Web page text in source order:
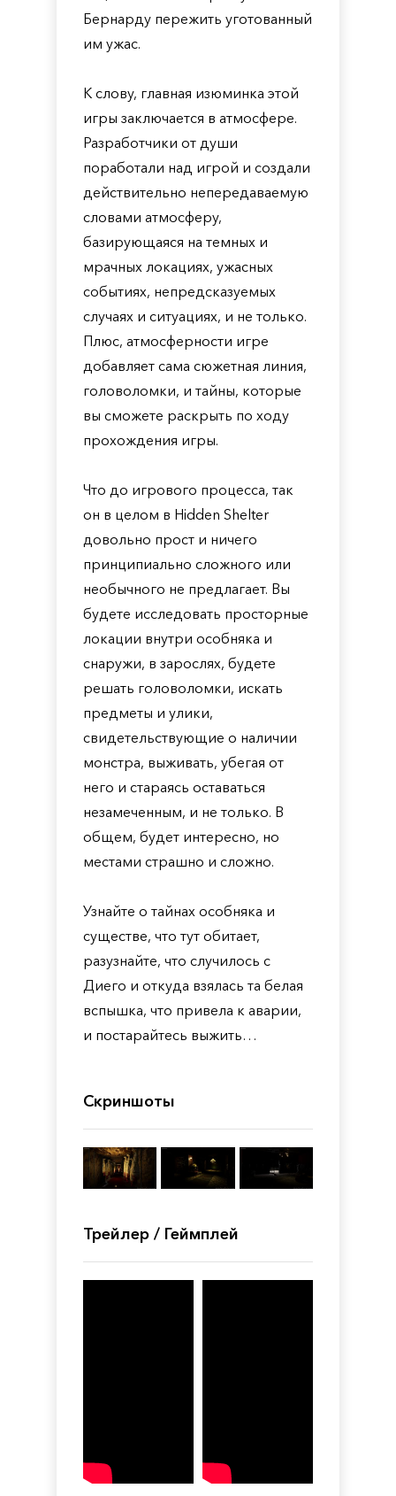
Бернарду пережить уготованный
им ужас.
К слову, главная изюминка этой
игры заключается в атмосфере.
Разработчики от души
поработали над игрой и создали
действительно непередаваемую
словами атмосферу,
базирующаяся на темных и
мрачных локациях, ужасных
событиях, непредсказуемых
случаях и ситуациях, и не только.
Плюс, атмосферности игре
добавляет сама сюжетная линия,
головоломки, и тайны, которые
вы сможете раскрыть по ходу
прохождения игры.
Что до игрового процесса, так
он в целом в Hidden Shelter
довольно прост и ничего
принципиально сложного или
необычного не предлагает. Вы
будете исследовать просторные
локации внутри особняка и
снаружи, в зарослях, будете
решать головоломки, искать
предметы и улики,
свидетельствующие о наличии
монстра, выживать, убегая от
него и стараясь оставаться
незамеченным, и не только. В
общем, будет интересно, но
местами страшно и сложно.
Узнайте о тайнах особняка и
существе, что тут обитает,
разузнайте, что случилось с
Диего и откуда взялась та белая
вспышка, что привела к аварии,
и постарайтесь выжить…
Скриншоты
Трейлер / Геймплей